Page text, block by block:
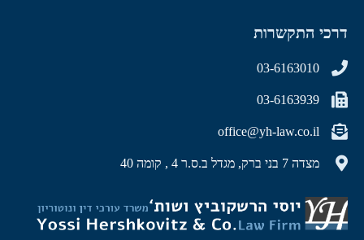
דרכי התקשרות
03-6163010
03-6163939
office@yh-law.co.il
מצדה 7 בני ברק, מגדל ב.ס.ר 4 , קומה 40